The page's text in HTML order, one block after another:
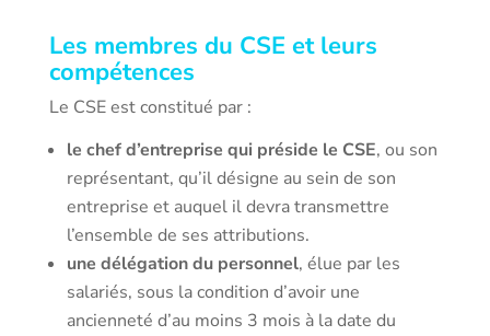
Les membres du CSE et leurs
compétences
Le CSE est constitué par :
le chef d’entreprise qui préside le CSE, ou son
représentant, qu’il désigne au sein de son
entreprise et auquel il devra transmettre
l’ensemble de ses attributions.
une délégation du personnel, élue par les
salariés, sous la condition d’avoir une
ancienneté d’au moins 3 mois à la date du